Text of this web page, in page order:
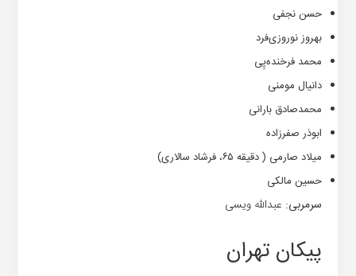
حسن نجفی
بهروز نوروزی‌فرد
محمد فرخنده‌پِی
دانیال مومنی
محمدصادق بارانی
ابوذر صفرزاده
میلاد صارمی ( دقیقه ۶۵، فرشاد سالاری)
حسین مالکی
سرمربی: عبدالله ویسی
پیکان تهران